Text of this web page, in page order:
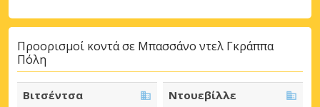
Προορισμοί κοντά σε Μπασσάνο ντελ Γκράππα
Πόλη
Βιτσέντσα Ντουεβίλλε